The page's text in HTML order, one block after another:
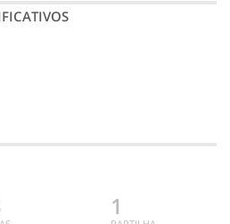
1